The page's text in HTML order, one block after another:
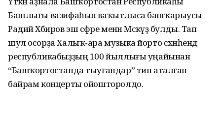
Башлығы вазифаһын ваҡытлыса башҡарыусы
Радий Хәбиров эш сәфәре менән Мәскәүҙә булды. Тап
шул осорҙа Халыҡ-ара музыка йорто сәхнәһендә
республикабыҙҙың 100 йыллығы уңайынан
“Башҡортостанда тыуғандар” тип аталған
байрам концерты ойошторолдо.